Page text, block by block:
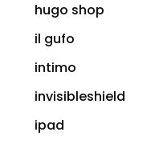
hugo shop
il gufo
intimo
invisibleshield
ipad